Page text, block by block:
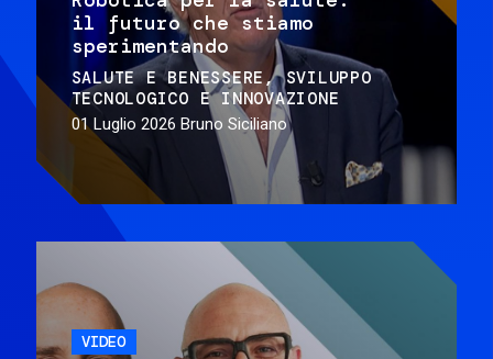
il futuro che stiamo
sperimentando
SALUTE E BENESSERE
SVILUPPO
TECNOLOGICO E INNOVAZIONE
01 Luglio 2026 Bruno Siciliano
VIDEO